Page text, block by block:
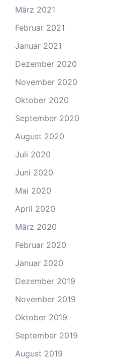
März 2021
Februar 2021
Januar 2021
Dezember 2020
November 2020
Oktober 2020
September 2020
August 2020
Juli 2020
Juni 2020
Mai 2020
April 2020
März 2020
Februar 2020
Januar 2020
Dezember 2019
November 2019
Oktober 2019
September 2019
August 2019